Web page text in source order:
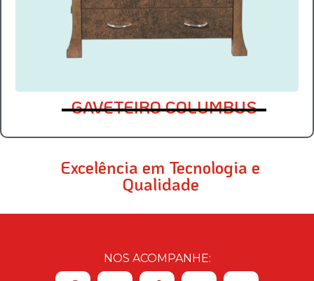
GAVETEIRO COLUMBUS
Excelência em Tecnologia e
Qualidade
NOS ACOMPANHE: